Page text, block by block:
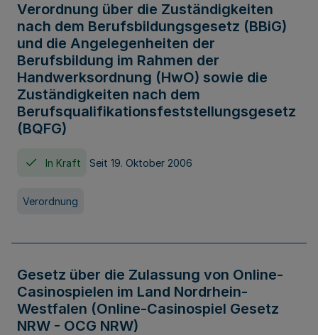
Verordnung über die Zuständigkeiten
nach dem Berufsbildungsgesetz (BBiG)
und die Angelegenheiten der
Berufsbildung im Rahmen der
Handwerksordnung (HwO) sowie die
Zuständigkeiten nach dem
Berufsqualifikationsfeststellungsgesetz
(BQFG)
In Kraft Seit 19. Oktober 2006
Verordnung
Gesetz über die Zulassung von Online-
Casinospielen im Land Nordrhein-
Westfalen (Online-Casinospiel Gesetz
NRW - OCG NRW)